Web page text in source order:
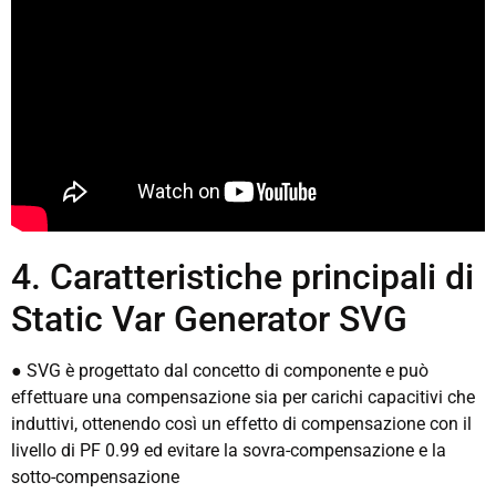
4. Caratteristiche principali di
Static Var Generator SVG
● SVG è progettato dal concetto di componente e può
effettuare una compensazione sia per carichi capacitivi che
induttivi, ottenendo così un effetto di compensazione con il
livello di PF 0.99 ed evitare la sovra-compensazione e la
sotto-compensazione